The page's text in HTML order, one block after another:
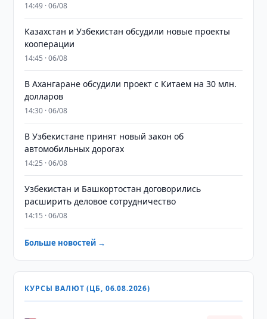
14:49 · 06/08
Казахстан и Узбекистан обсудили новые проекты
кооперации
14:45 · 06/08
В Ахангаране обсудили проект с Китаем на 30 млн.
долларов
14:30 · 06/08
В Узбекистане принят новый закон об
автомобильных дорогах
14:25 · 06/08
Узбекистан и Башкортостан договорились
расширить деловое сотрудничество
14:15 · 06/08
Больше новостей →
КУРСЫ ВАЛЮТ (ЦБ, 06.08.2026)